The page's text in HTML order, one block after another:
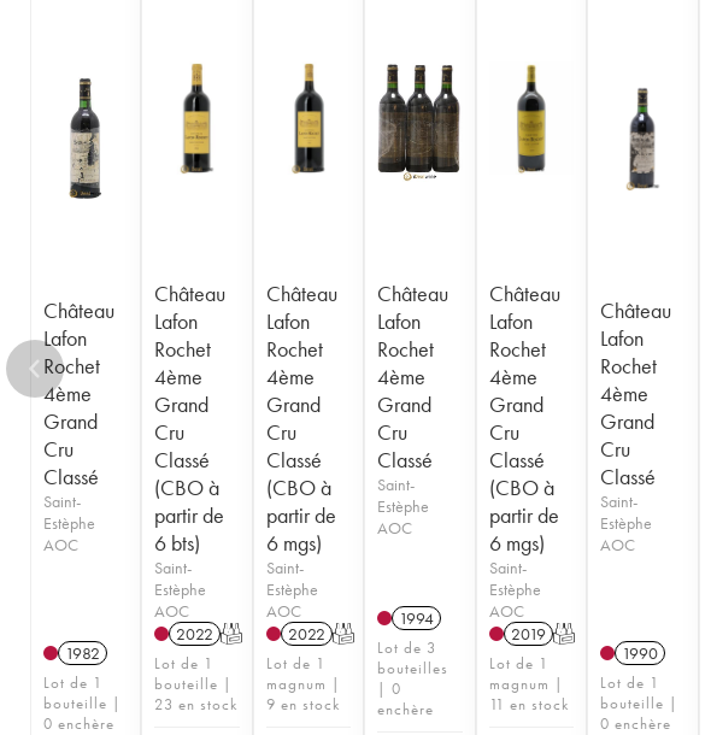
Château
Lafon
Rochet
4ème
Grand
Cru
Classé
Saint-
Estèphe
AOC
1982
Lot de 1
bouteille |
0 enchère
Château
Lafon
Rochet
4ème
Grand
Cru
Classé
(CBO à
partir de
6 bts)
Saint-
Estèphe
AOC
2022 T
Lot de 1
bouteille |
23 en stock
Château
Lafon
Rochet
4ème
Grand
Cru
Classé
(CBO à
partir de
6 mgs)
Saint-
Estèphe
AOC
2022 T
Lot de 1
magnum |
9 en stock
Château
Lafon
Rochet
4ème
Grand
Cru
Classé
Saint-
Estèphe
AOC
1994
Lot de 3
bouteilles
| 0
enchère
Château
Lafon
Rochet
4ème
Grand
Cru
Classé
(CBO à
partir de
6 mgs)
Saint-
Estèphe
AOC
2019 T
Lot de 1
magnum |
11 en stock
Château
Lafon
Rochet
4ème
Grand
Cru
Classé
Saint-
Estèphe
AOC
1990
Lot de 1
bouteille |
0 enchère